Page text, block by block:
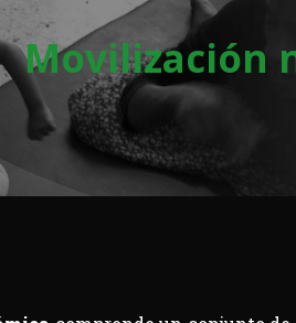
Movilización